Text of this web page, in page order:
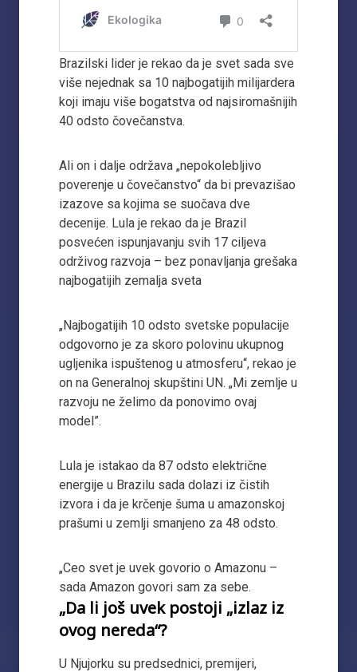
Brazilski lider je rekao da je svet sada sve
više nejednak sa 10 najbogatijih milijardera
koji imaju više bogatstva od najsiromašnijih
40 odsto čovečanstva.
Ali on i dalje održava „nepokolebljivo
poverenje u čovečanstvo“ da bi prevazišao
izazove sa kojima se suočava dve
decenije. Lula je rekao da je Brazil
posvećen ispunjavanju svih 17 ciljeva
održivog razvoja – bez ponavljanja grešaka
najbogatijih zemalja sveta
„Najbogatijih 10 odsto svetske populacije
odgovorno je za skoro polovinu ukupnog
ugljenika ispuštenog u atmosferu“, rekao je
on na Generalnoj skupštini UN. „Mi zemlje u
razvoju ne želimo da ponovimo ovaj
model”.
Lula je istakao da 87 odsto električne
energije u Brazilu sada dolazi iz čistih
izvora i da je krčenje šuma u ​​amazonskoj
prašumi u zemlji smanjeno za 48 odsto.
„Ceo svet je uvek govorio o Amazonu –
sada Amazon govori sam za sebe.
„Da li još uvek postoji „izlaz iz
ovog nereda“?
U Njujorku su predsednici, premijeri,